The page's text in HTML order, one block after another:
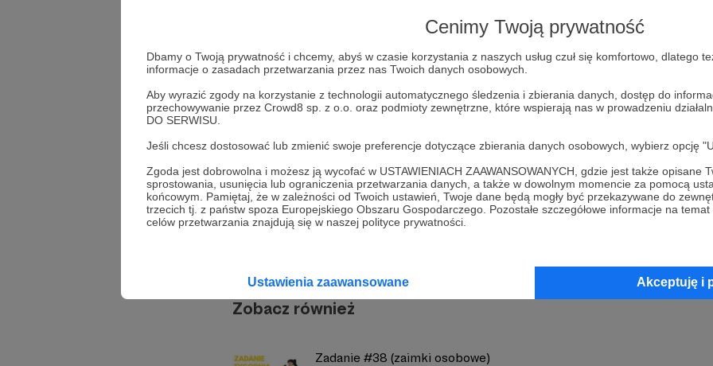
Cenimy Twoją prywatność
Dbamy o Twoją prywatność i chcemy, abyś w czasie korzystania z naszych usług czuł się komfortowo, dlatego
informacje o zasadach przetwarzania przez nas Twoich danych osobowych.
Aby wyrazić zgody na korzystanie z technologii automatycznego śledzenia i zbierania danych, dostęp do
przechowywanie przez Crowd8 sp. z o.o. oraz podmioty zewnętrzne, które wspierają nas w prowadzeniu
DO SERWISU.
Jeśli chcesz dostosować lub zmienić swoje preferencje dotyczące zbierania danych osobowych, wybierz opcję
Zgoda jest dobrowolna i możesz ją wycofać w USTAWIENIACH ZAAWANSOWANYCH, gdzie jest także opisane
sprostowania, usunięcia lub ograniczenia przetwarzania danych, a także w dowolnym momencie za pomocą
końcowym. Pamiętaj, że w zależności od Twoich ustawień, Twoje dane będą mogły być przekazywane do
trzecich tj. z państw spoza Europejskiego Obszaru Gospodarczego. Pozostałe szczegółowe informacje na
celów przetwarzania znajdują się w naszej polityce prywatności.
Ustawienia zaawansowane Akceptuję i
Zostań Patronem
Zaloguj się
spotkanie
Kwadrans Na Angielski
Zobacz również
Zadanie #38 (zaimki osobowe)